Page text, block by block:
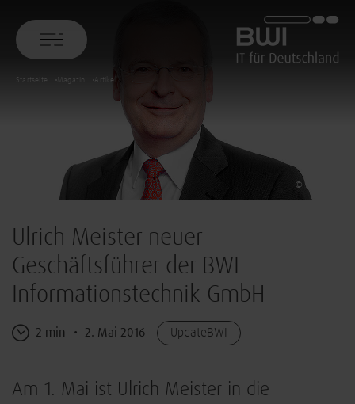
BWI GmbH
Startseite Magazin Artikel
© BWI GmbH
Ulrich Meister neuer
Geschäftsführer der BWI
Informationstechnik GmbH
2 min 2. Mai 2016 UpdateBWI
Am 1. Mai ist Ulrich Meister in die